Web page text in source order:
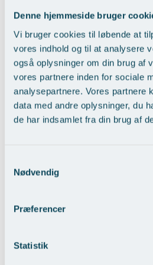
Denne hjemmeside bruger
Vi bruger cookies til løbende at
vores indhold og til at analysere
også oplysninger om din brug af
vores partnere inden for sociale
analysepartnere. Vores partnere
data med andre oplysninger, du
de har indsamlet fra din brug af
Nødvendig
Præferencer
Statistik
Thoraxkirurgi (slipping
Ultralydsscanning
Urologi
Øre-næse-hals
Skræddersyede
Før / efter billeder
operationer
Ventetid i det offentlige -
Erfaring:
2013 Lægevidenskabelig kandidat,
2020 Speciallæge Øre,-næse,-
2020 Afdelingslæge Aarhus
otokirurgi + vestibulogi
2020 Speciallægekonsulent Aarhus
2021 Ekstern lektor Aarhus universitet
Medlemskaber:
Dansk Selskab for
Dansk Otokirurgisk Selskab
Jenss særlige kompetencer
Ørekirurgi >
Mød hele AROS Team